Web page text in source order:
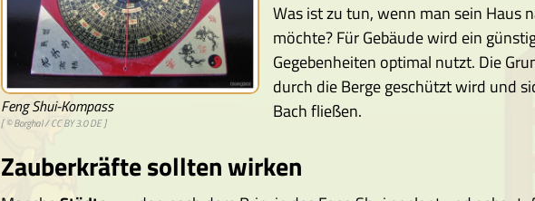
Feng Shui-Kompass
[ ©Borghal/CC BY 3.0 DE]
Was ist zu tun, wenn man sein Haus
möchte? Für Gebäude wird ein
Gegebenheiten optimal nutzt. Die
durch die Berge geschützt wird und
Bach fließen.
Zauberkräfte sollten wirken